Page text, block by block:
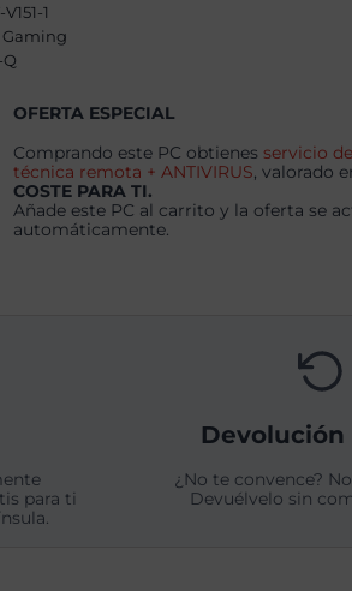
1
Gaming
OFERTA ESPECIAL
Comprando este PC obtienes servicio
técnica remota + ANTIVIRUS, valorado
COSTE PARA TI.
Añade este PC al carrito y la oferta se
automáticamente.
para ti
Devolución
¿No te convence?
Devuélvelo sin